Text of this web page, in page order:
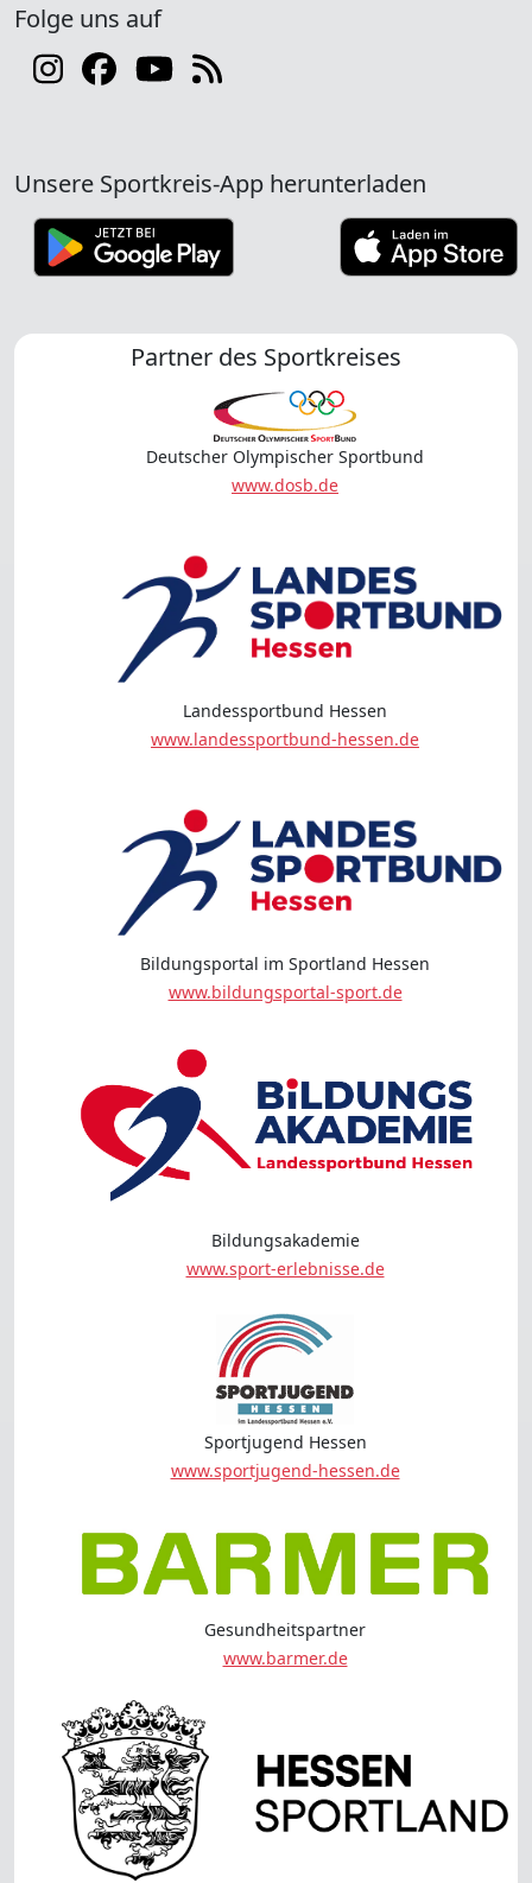
Folge uns auf
Unsere Sportkreis-App herunterladen
Partner des Sportkreises
Deutscher Olympischer Sportbund
www.dosb.de
Landessportbund Hessen
www.landessportbund-hessen.de
Bildungsportal im Sportland Hessen
www.bildungsportal-sport.de
Bildungsakademie
www.sport-erlebnisse.de
Sportjugend Hessen
www.sportjugend-hessen.de
Gesundheitspartner
www.barmer.de